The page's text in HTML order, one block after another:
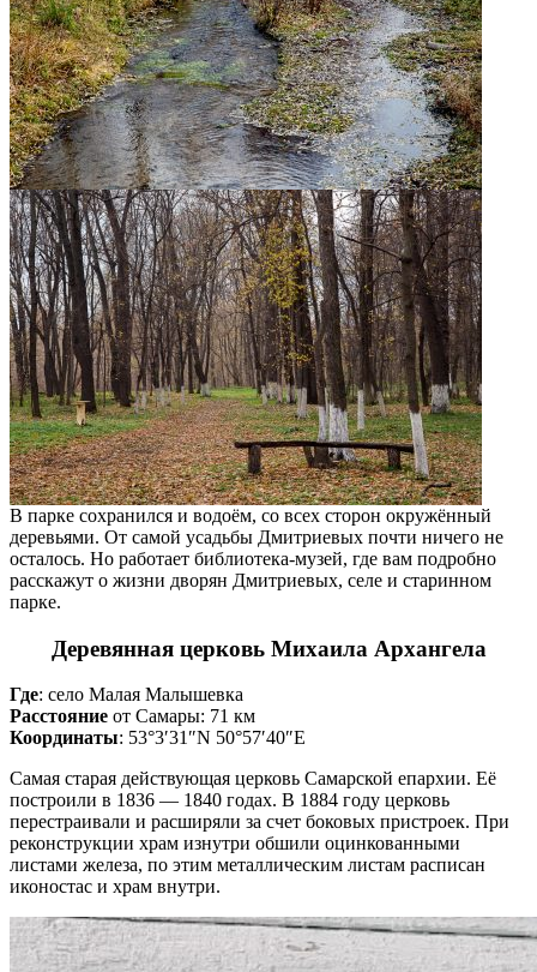
В парке сохранился и водоём, со всех сторон окружённый
деревьями. От самой усадьбы Дмитриевых почти ничего не
осталось. Но работает библиотека-музей, где вам подробно
расскажут о жизни дворян Дмитриевых, селе и старинном
парке.
Деревянная церковь Михаила Архангела
Где: село Малая Малышевка
Расстояние от Самары: 71 км
Координаты: 53°3′31″N 50°57′40″E
Самая старая действующая церковь Самарской епархии. Её
построили в 1836 — 1840 годах. В 1884 году церковь
перестраивали и расширяли за счет боковых пристроек. При
реконструкции храм изнутри обшили оцинкованными
листами железа, по этим металлическим листам расписан
иконостас и храм внутри.